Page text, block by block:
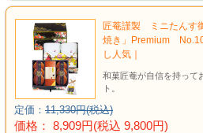
匠菴謹製 ミニたん
焼き」Premium
し人気｜
和菓匠菴が自信を持って
ト。
定価： 11,330円(税込)
価格： 8,909円(税込 9,800円)